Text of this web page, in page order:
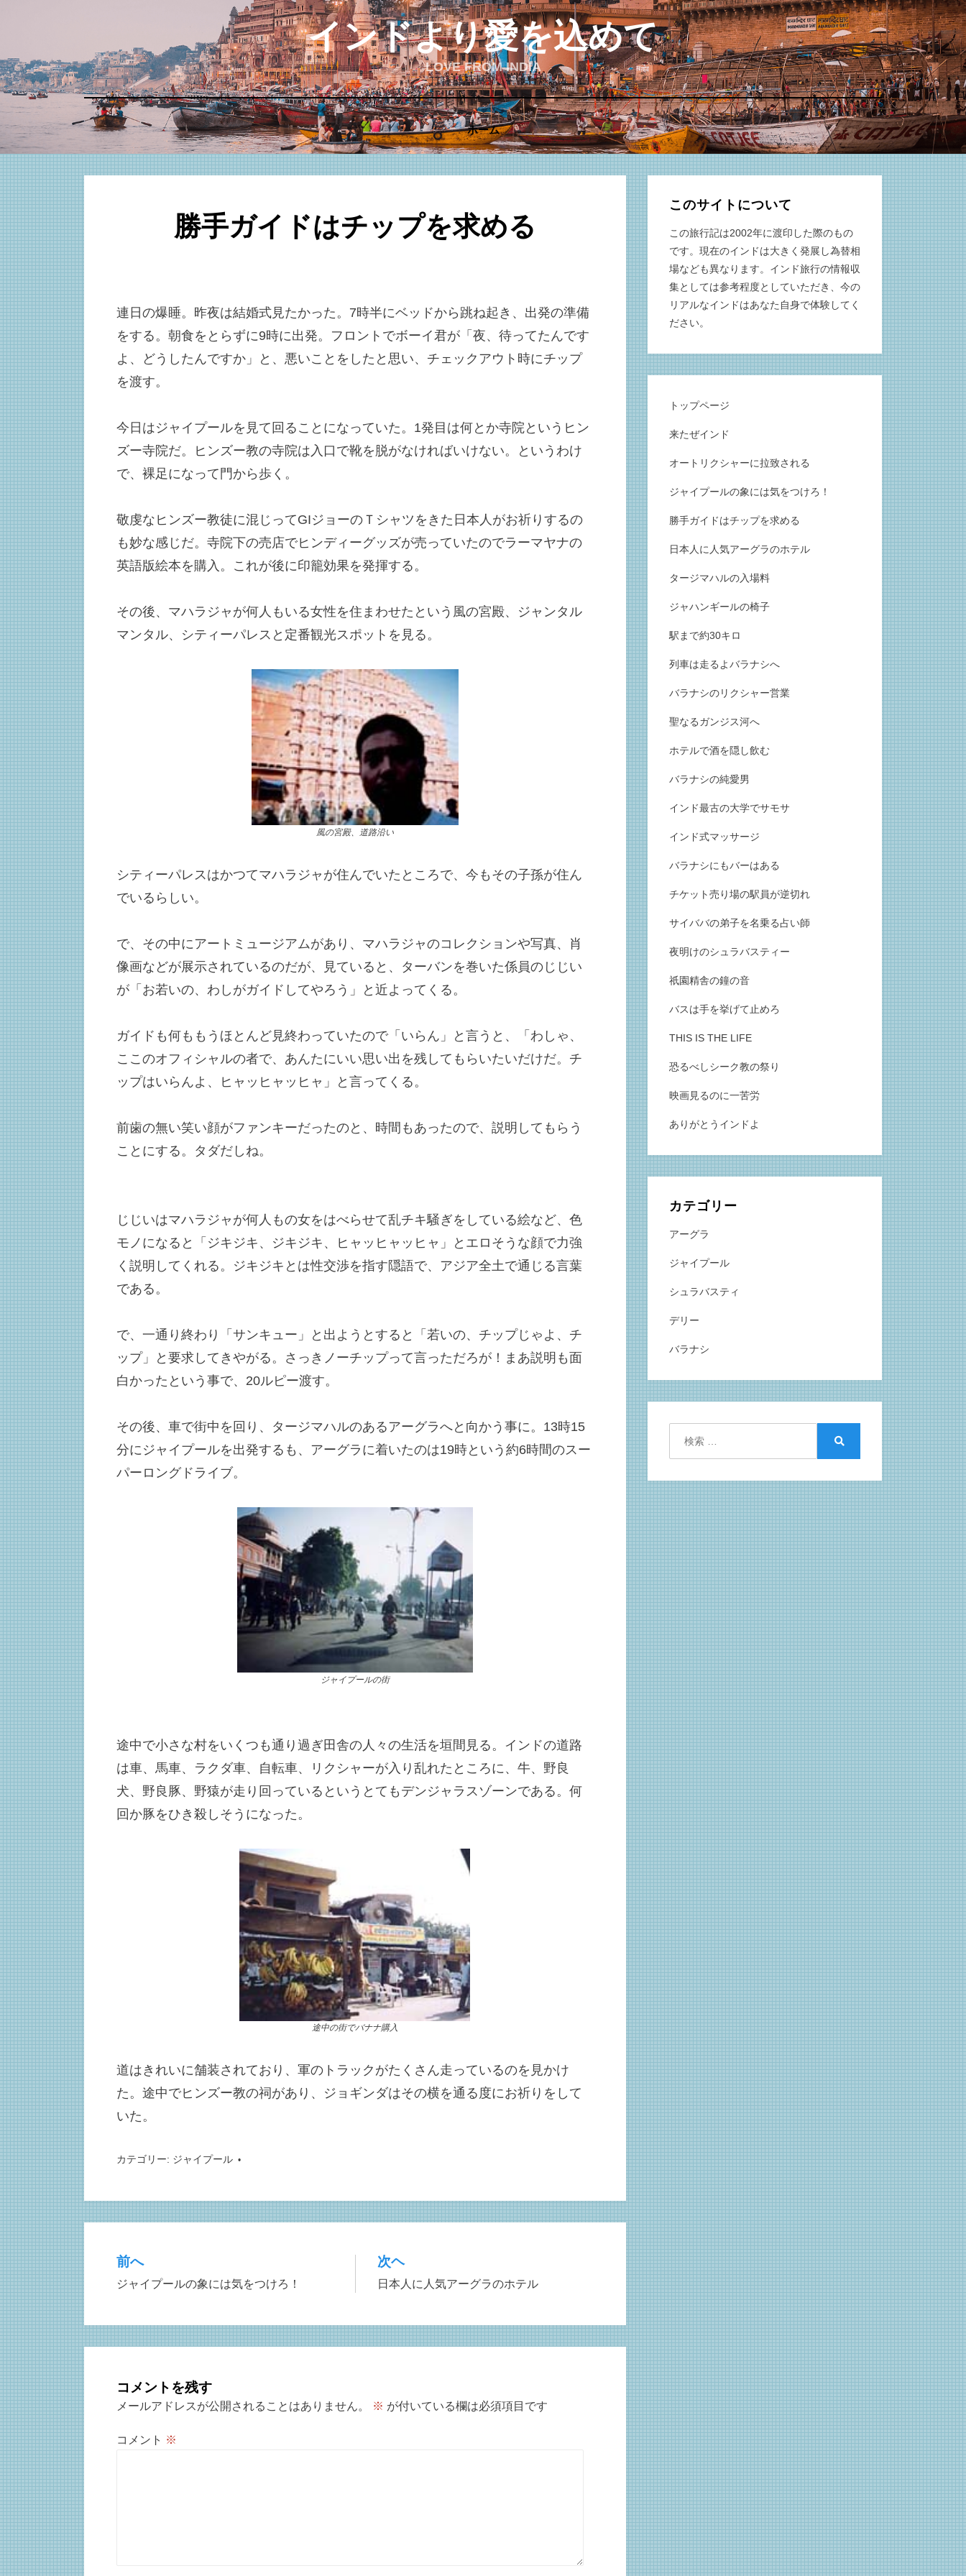
テ
ン
へ
移
動
す
る
インドより愛を込めて
LOVE FROM INDIA
ホーム
勝手ガイドはチップを求める
連日の爆睡。昨夜は結婚式見たかった。7時半にベッドから跳ね起き、出発の準備
をする。朝食をとらずに9時に出発。フロントでボーイ君が「夜、待ってたんです
よ、どうしたんですか」と、悪いことをしたと思い、チェックアウト時にチップ
を渡す。
今日はジャイプールを見て回ることになっていた。1発目は何とか寺院というヒン
ズー寺院だ。ヒンズー教の寺院は入口で靴を脱がなければいけない。というわけ
で、裸足になって門から歩く。
敬虔なヒンズー教徒に混じってGIジョーのＴシャツをきた日本人がお祈りするの
も妙な感じだ。寺院下の売店でヒンディーグッズが売っていたのでラーマヤナの
英語版絵本を購入。これが後に印籠効果を発揮する。
その後、マハラジャが何人もいる女性を住まわせたという風の宮殿、ジャンタル
マンタル、シティーパレスと定番観光スポットを見る。
風の宮殿、道路沿い
シティーパレスはかつてマハラジャが住んでいたところで、今もその子孫が住ん
でいるらしい。
で、その中にアートミュージアムがあり、マハラジャのコレクションや写真、肖
像画などが展示されているのだが、見ていると、ターバンを巻いた係員のじじい
が「お若いの、わしがガイドしてやろう」と近よってくる。
ガイドも何ももうほとんど見終わっていたので「いらん」と言うと、「わしゃ、
ここのオフィシャルの者で、あんたにいい思い出を残してもらいたいだけだ。チ
ップはいらんよ、ヒャッヒャッヒャ」と言ってくる。
前歯の無い笑い顔がファンキーだったのと、時間もあったので、説明してもらう
ことにする。タダだしね。
じじいはマハラジャが何人もの女をはべらせて乱チキ騒ぎをしている絵など、色
モノになると「ジキジキ、ジキジキ、ヒャッヒャッヒャ」とエロそうな顔で力強
く説明してくれる。ジキジキとは性交渉を指す隠語で、アジア全土で通じる言葉
である。
で、一通り終わり「サンキュー」と出ようとすると「若いの、チップじゃよ、チ
ップ」と要求してきやがる。さっきノーチップって言っただろが！まあ説明も面
白かったという事で、20ルピー渡す。
その後、車で街中を回り、タージマハルのあるアーグラへと向かう事に。13時15
分にジャイプールを出発するも、アーグラに着いたのは19時という約6時間のスー
パーロングドライブ。
ジャイプールの街
途中で小さな村をいくつも通り過ぎ田舎の人々の生活を垣間見る。インドの道路
は車、馬車、ラクダ車、自転車、リクシャーが入り乱れたところに、牛、野良
犬、野良豚、野猿が走り回っているというとてもデンジャラスゾーンである。何
回か豚をひき殺しそうになった。
途中の街でバナナ購入
道はきれいに舗装されており、軍のトラックがたくさん走っているのを見かけ
た。途中でヒンズー教の祠があり、ジョギンダはその横を通る度にお祈りをして
いた。
カテゴリー: ジャイプール
投
稿
ビ
ー
ョ
前へ
ジャイプールの象には気をつけろ！
次ヘ
日本人に人気アーグラのホテル
コメントを残す
メールアドレスが公開されることはありません。 ※ が付いている欄は必須項目です
コメント ※
このサイトについて
この旅行記は2002年に渡印した際のもの
です。現在のインドは大きく発展し為替相
場なども異なります。インド旅行の情報収
集としては参考程度としていただき、今の
リアルなインドはあなた自身で体験してく
ださい。
トップページ
来たぜインド
オートリクシャーに拉致される
ジャイプールの象には気をつけろ！
勝手ガイドはチップを求める
日本人に人気アーグラのホテル
タージマハルの入場料
ジャハンギールの椅子
駅まで約30キロ
列車は走るよバラナシへ
バラナシのリクシャー営業
聖なるガンジス河へ
ホテルで酒を隠し飲む
バラナシの純愛男
インド最古の大学でサモサ
インド式マッサージ
バラナシにもバーはある
チケット売り場の駅員が逆切れ
サイババの弟子を名乗る占い師
夜明けのシュラバスティー
祇園精舎の鐘の音
バスは手を挙げて止めろ
THIS IS THE LIFE
恐るべしシーク教の祭り
映画見るのに一苦労
ありがとうインドよ
カテゴリー
アーグラ
ジャイプール
シュラバスティ
デリー
バラナシ